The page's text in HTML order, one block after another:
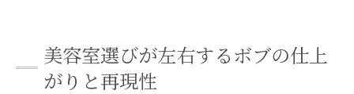
美容室選びが左右するボブの仕上
がりと再現性